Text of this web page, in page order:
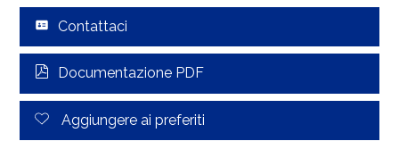
Contattaci
Documentazione PDF
Aggiungere ai preferiti